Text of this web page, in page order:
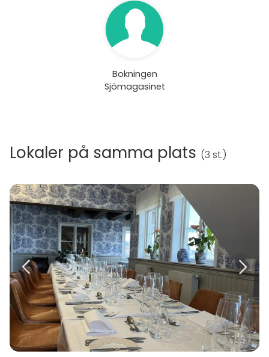
Bokningen
Sjömagasinet
Lokaler på samma plats (3 st.)